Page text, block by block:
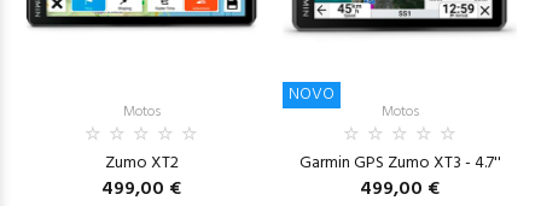
Motos
Zumo XT2
499,00 €
NOVO
Motos
Garmin GPS Zumo XT3 - 4.7''
499,00 €